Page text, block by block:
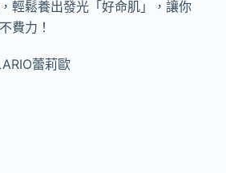
輕鬆養出發光「好命肌」，讓你
費力！
蕾莉歐